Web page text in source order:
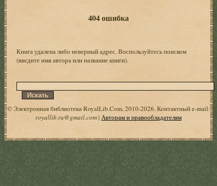
404 ошибка
Книга удалена либо неверный адрес. Воспользуйтесь поиском
(введите имя автора или название книги).
© Электронная библиотека RoyalLib.Com, 2010-2026. Контактный e-mail:
royallib.ru@gmail.com| Авторам и правообладателям